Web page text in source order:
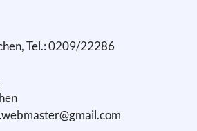
Tel.: 0209/22286